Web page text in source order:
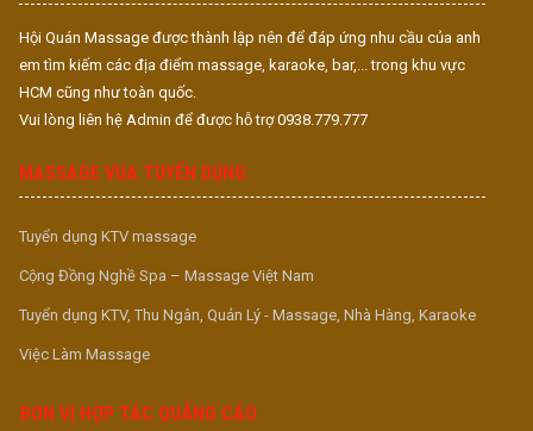
Hội Quán Massage được thành lập nên để đáp ứng nhu cầu của anh
em tìm kiếm các địa điểm massage, karaoke, bar,... trong khu vực
HCM cũng như toàn quốc.
Vui lòng liên hệ Admin để được hỗ trợ 0938.779.777
MASSAGE VUA TUYỂN DỤNG
Tuyển dụng KTV massage
Cộng Đồng Nghề Spa – Massage Việt Nam
Tuyển dụng KTV, Thu Ngân, Quản Lý - Massage, Nhà Hàng, Karaoke
Việc Làm Massage
ĐƠN VỊ HỢP TÁC QUẢNG CÁO